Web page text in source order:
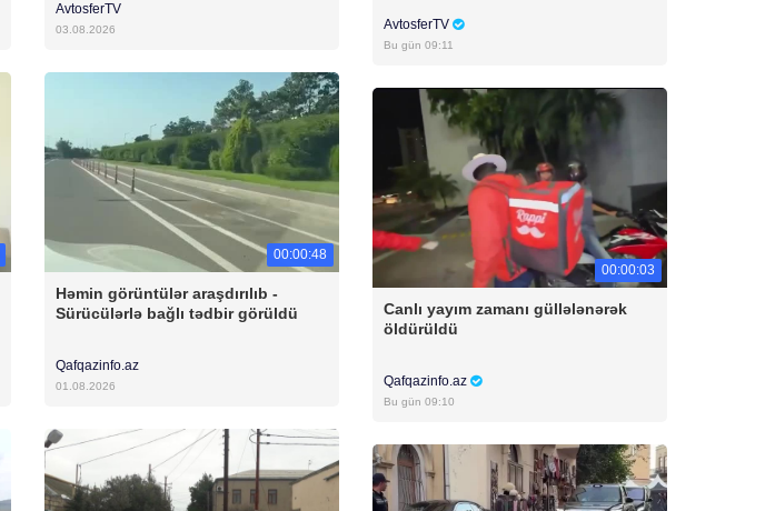
AvtosferTV
03.08.2026
00:00:48
Həmin görüntülər araşdırılıb -
Sürücülərlə bağlı tədbir görüldü
Qafqazinfo.az
01.08.2026
AvtosferTV
Bu gün 09:11
00:00:03
Canlı yayım zamanı güllələnərək
öldürüldü
Qafqazinfo.az
Bu gün 09:10